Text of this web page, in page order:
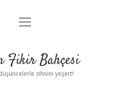
Anasayfa
Yasal Uyarı
menüyü
Fikir Bahçesi
zihnini yeşert!